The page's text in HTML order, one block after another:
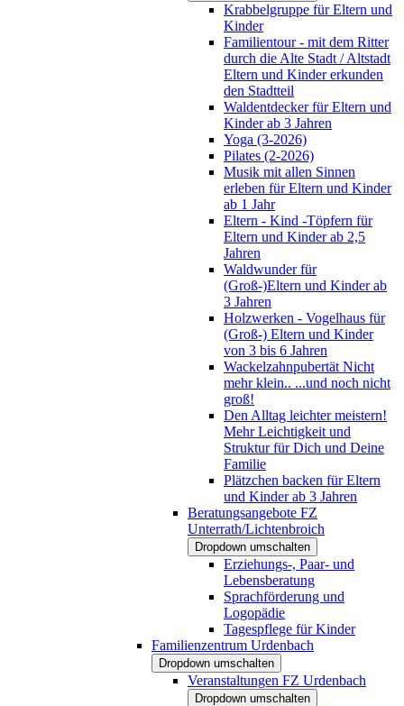
Krabbelgruppe für Eltern und
Kinder
Familientour - mit dem Ritter
durch die Alte Stadt / Altstadt
Eltern und Kinder erkunden
den Stadtteil
Waldentdecker für Eltern und
Kinder ab 3 Jahren
Yoga (3-2026)
Pilates (2-2026)
Musik mit allen Sinnen
erleben für Eltern und Kinder
ab 1 Jahr
Eltern - Kind -Töpfern für
Eltern und Kinder ab 2,5
Jahren
Waldwunder für
(Groß-)Eltern und Kinder ab
3 Jahren
Holzwerken - Vogelhaus für
(Groß-) Eltern und Kinder
von 3 bis 6 Jahren
Wackelzahnpubertät Nicht
mehr klein.. ...und noch nicht
groß!
Den Alltag leichter meistern!
Mehr Leichtigkeit und
Struktur für Dich und Deine
Familie
Plätzchen backen für Eltern
und Kinder ab 3 Jahren
Beratungsangebote FZ
Unterrath/Lichtenbroich
Dropdown umschalten
Erziehungs-, Paar- und
Lebensberatung
Sprachförderung und
Logopädie
Tagespflege für Kinder
Familienzentrum Urdenbach
Dropdown umschalten
Veranstaltungen FZ Urdenbach
Dropdown umschalten